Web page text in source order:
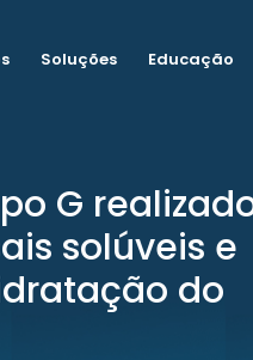
Soluções Educação
G
solúveis e
do